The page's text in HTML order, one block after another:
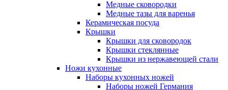
Медные сковородки
Медные тазы для варенья
Керамическая посуда
Крышки
Крышки для сковородок
Крышки стеклянные
Крышки из нержавеющей стали
Ножи кухонные
Наборы кухонных ножей
Наборы ножей Германия